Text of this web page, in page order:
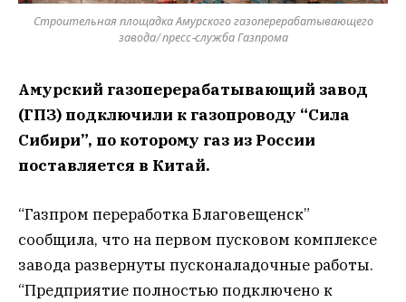
Строительная площадка Амурского газоперерабатывающего
завода/ пресс-служба Газпрома
Амурский газоперерабатывающий завод
(ГПЗ) подключили к газопроводу “Сила
Сибири”, по которому газ из России
поставляется в Китай.
“Газпром переработка Благовещенск”
сообщила, что на первом пусковом комплексе
завода развернуты пусконаладочные работы.
“Предприятие полностью подключено к